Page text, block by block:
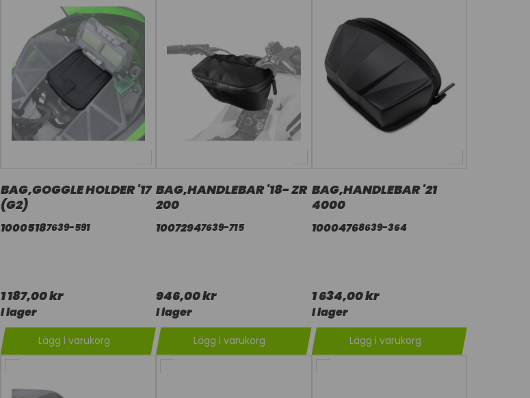
BAG,GOGGLE HOLDER '17
(G2)
10005187639-591
1 187,00 kr
I lager
Lägg i varukorg
BAG,HANDLEBAR '18- ZR
200
10072947639-715
946,00 kr
I lager
Lägg i varukorg
BAG,HANDLEBAR '21
4000
10004768639-364
1 634,00 kr
I lager
Lägg i varukorg